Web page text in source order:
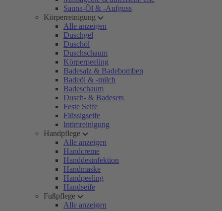
Sauna-Öl & -Aufguss
Körperreinigung
Alle anzeigen
Duschgel
Duschöl
Duschschaum
Körperpeeling
Badesalz & Badebomben
Badeöl & -milch
Badeschaum
Dusch- & Badesets
Feste Seife
Flüssigseife
Intimreinigung
Handpflege
Alle anzeigen
Handcreme
Handdesinfektion
Handmaske
Handpeeling
Handseife
Fußpflege
Alle anzeigen